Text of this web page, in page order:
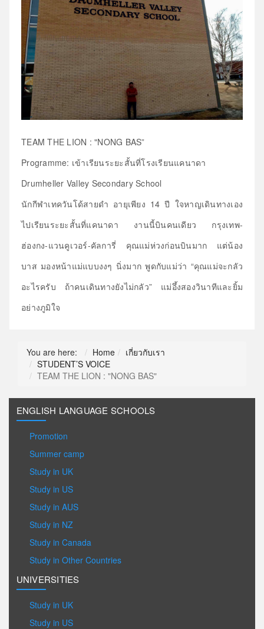
TEAM THE LION : "NONG BAS”
Programme: เข้าเรียนระยะสั้นที่โรงเรียนแคนาดา
Drumheller Valley Secondary School
นักกีฬาเทควันโด้สายดำ อายุเพียง 14 ปี ใจหาญเดินทางเอง
ไปเรียนระยะสั้นที่แคนาดา งานนี้บินคนเดียว กรุงเทพ-
ฮ่องกง-แวนคูเวอร์-คัลการี่ คุณแม่ห่วงก่อนบินมาก แต่น้อง
บาส มองหน้าแม่แบบงงๆ นิ่งมาก พูดกับแม่ว่า “คุณแม่จะกลัว
อะไรครับ ถ้าคนเดินทางยังไม่กลัว” แม่อึ้งสองวินาทีและยิ้ม
อย่างภูมิใจ
You are here: Home
เกี่ยวกับเรา
STUDENT’S VOICE
TEAM THE LION : "NONG BAS"
ENGLISH LANGUAGE SCHOOLS
Promotion
Summer camp
Study in UK
Study in US
Study in AUS
Study in NZ
Study in Canada
Study in Other Countries
UNIVERSITIES
Study in UK
Study in US